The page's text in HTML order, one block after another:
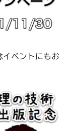
イベントにもお